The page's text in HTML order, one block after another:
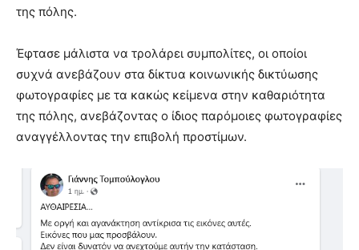
της πόλης.
Έφτασε μάλιστα να τρολάρει συμπολίτες, οι οποίοι
συχνά ανεβάζουν στα δίκτυα κοινωνικής δικτύωσης
φωτογραφίες με τα κακώς κείμενα στην καθαριότητα
της πόλης, ανεβάζοντας ο ίδιος παρόμοιες φωτογραφίες
αναγγέλλοντας την επιβολή προστίμων.